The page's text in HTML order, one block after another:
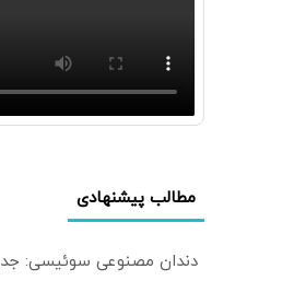
مطالب پیشنهادی
دندان مصنوعی سوئیسی: